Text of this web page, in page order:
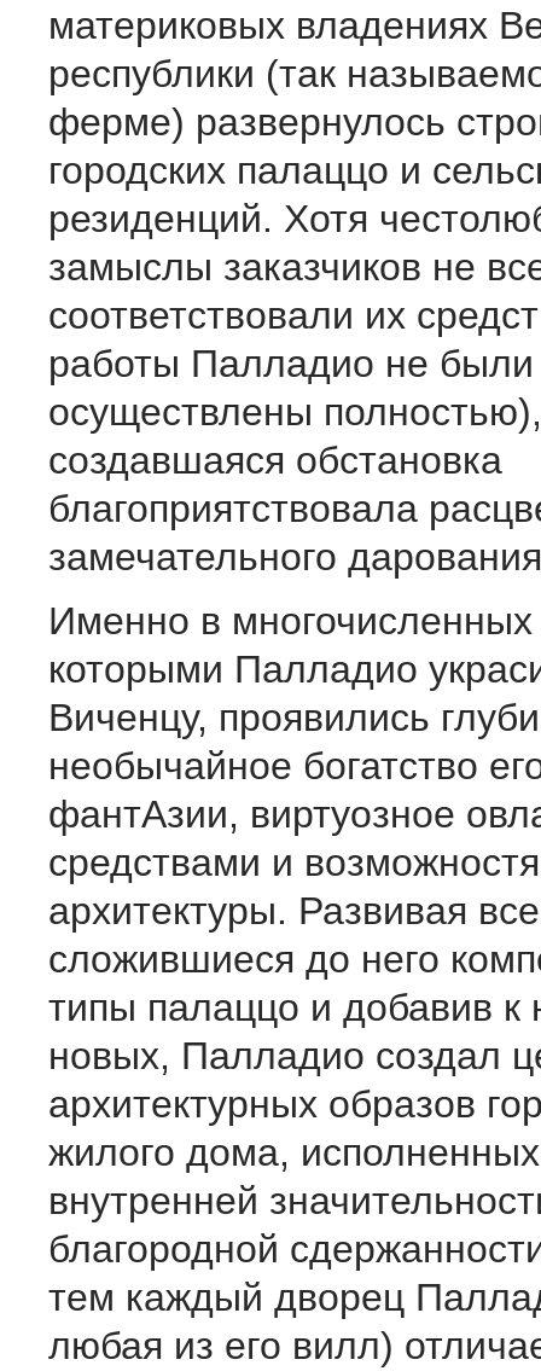
материковых владениях
республики (так
ферме) развернулось
городских палаццо и
резиденций. Хотя
замыслы заказчиков не
соответствовали их
работы Палладио не были
осуществлены полностью),
создавшаяся обстановка
благоприятствовала
замечательного
Именно в
которыми Палладио
Виченцу, проявились
необычайное богатство
фантАзии, виртуозное
средствами и
архитектуры. Развивая все
сложившиеся до него
типы палаццо и добавив к
новых, Палладио создал
архитектурных образов
жилого дома,
внутренней
благородной
тем каждый дворец
любая из его вилл)